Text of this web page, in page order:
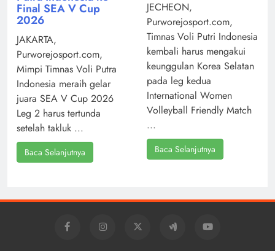
Final SEA V Cup
2026
JAKARTA,
Purworejosport.com,
Mimpi Timnas Voli Putra
Indonesia meraih gelar
juara SEA V Cup 2026
Leg 2 harus tertunda
setelah takluk ...
Baca Selanjutnya
JECHEON,
Purworejosport.com,
Timnas Voli Putri Indonesia
kembali harus mengakui
keunggulan Korea Selatan
pada leg kedua
International Women
Volleyball Friendly Match
...
Baca Selanjutnya